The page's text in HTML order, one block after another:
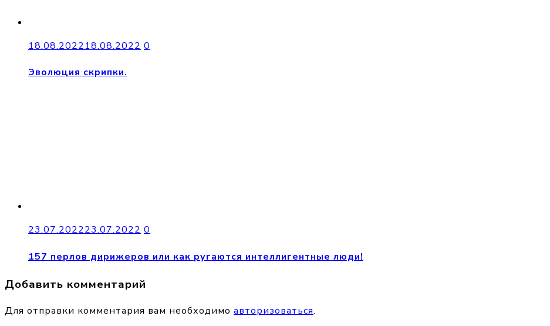
18.08.202218.08.2022 0
Эволюция скрипки.
23.07.202223.07.2022 0
157 перлов дирижеров или как ругаются интеллигентные люди!
Добавить комментарий
Для отправки комментария вам необходимо авторизоваться.